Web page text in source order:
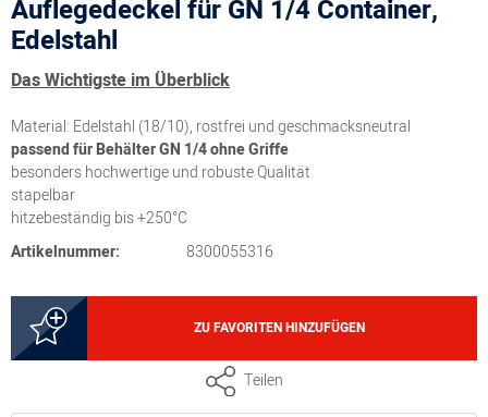
Auflegedeckel für GN 1/4 Container,
Edelstahl
Das Wichtigste im Überblick
Material: Edelstahl (18/10), rostfrei und geschmacksneutral
passend für Behälter GN 1/4 ohne Griffe
besonders hochwertige und robuste Qualität
stapelbar
hitzebeständig bis +250°C
Artikelnummer:
8300055316
ZU FAVORITEN HINZUFÜGEN
Teilen